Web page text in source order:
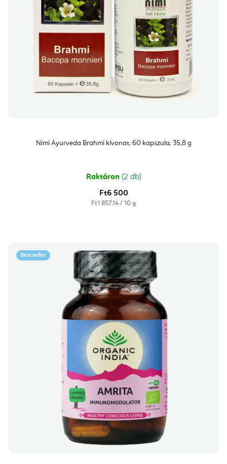
Nimi Ayurveda Brahmi kivonat, 60 kapszula, 35,8 g
Raktáron (2 db)
Ft6 500
Egységár:
Ft1 857,14 / 10 g
Bestseller